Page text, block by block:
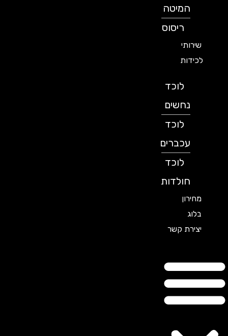
המיטה
ריסוס
שירותי
לכידות
לוכד
נחשים
לוכד
עכברים
לוכד
חולדות
מחירון
בלוג
יצירת קשר